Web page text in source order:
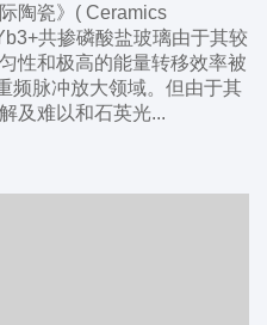
陶瓷》( Ceramics
共掺磷酸盐玻璃由于其较
性和极高的能量转移效率被
频脉冲放大领域。但由于其
及难以和石英光...